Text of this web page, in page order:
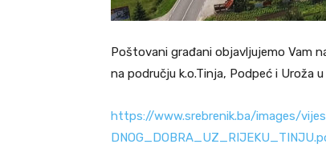
Poštovani građani objavljujemo Vam
na području k.o.Tinja, Podpeć i Uroža
https://www.srebrenik.ba/images/